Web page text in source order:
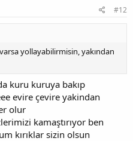
#12
yollayabilirmisin, yakından
kuru kuruya bakıp
evire çevire yakindan
olur
kamaştırıyor ben
kırıklar sizin olsun